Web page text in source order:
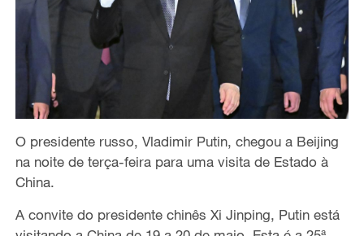
O presidente russo, Vladimir Putin, chegou a Beijing
na noite de terça-feira para uma visita de Estado à
China.
A convite do presidente chinês Xi Jinping, Putin está